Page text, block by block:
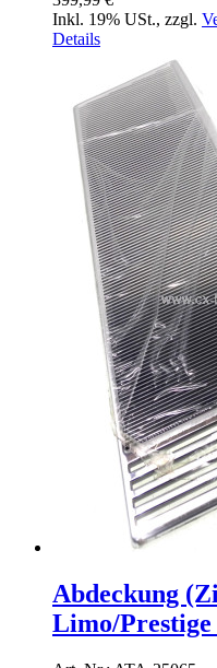
Inkl. 19% USt., zzgl.
Details
Abdeckung
Limo/Prestige